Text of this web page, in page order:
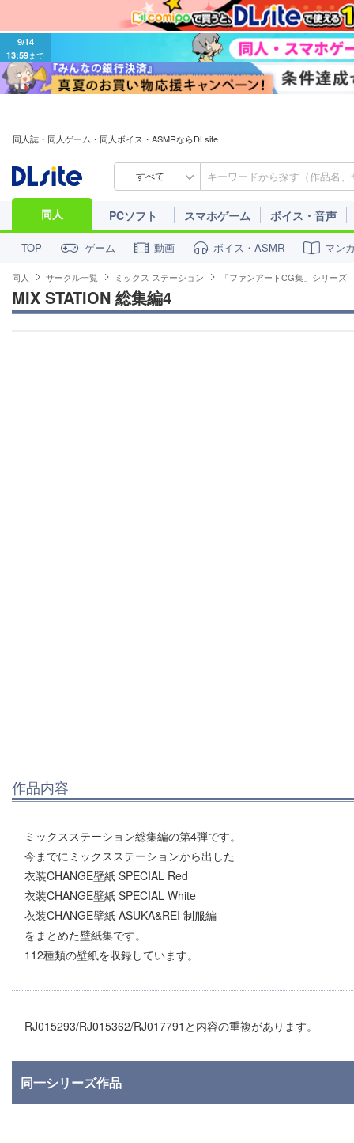
9/14
13:59まで
同人誌・同人ゲーム・同人ボイス・ASMRならDLsite
すべて
同人 PCソフト スマホゲーム ボイス・音声
TOP ゲーム 動画 ボイス・ASMR マン
同人 サークル一覧 ミックス ステーション 「ファンアートCG集」シリーズ
MIX STATION 総集編4
作品内容
ミックスステーション総集編の第4弾です。
今までにミックスステーションから出した
衣装CHANGE壁紙 SPECIAL Red
衣装CHANGE壁紙 SPECIAL White
衣装CHANGE壁紙 ASUKA&REI 制服編
をまとめた壁紙集です。
112種類の壁紙を収録しています。
RJ015293/RJ015362/RJ017791と内容の重複があります。
同一シリーズ作品